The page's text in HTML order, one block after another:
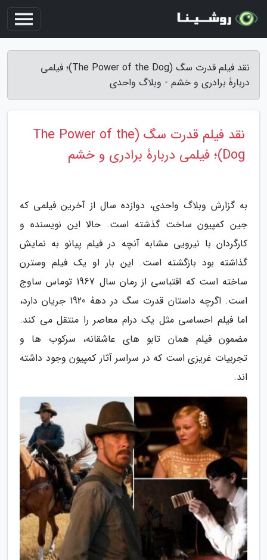
نقد فیلم قدرت سگ (The Power of the Dog)؛ فیلمی
دربارۀ برادری و خشم - وبلاگ واحدی
نقد فیلم قدرت سگ (The Power of the
Dog)؛ فیلمی دربارۀ برادری و خشم
به گزارش وبلاگ واحدی، دوازده سال از آخرین فیلمی که
جین کمپیون ساخت گذشته است. حالا این نویسنده و
کارگردان با نیرویی مشابه آنچه در فیلم پیانو به نمایش
گذاشته بود بازگشته است. این بار او یک فیلم وسترن
ساخته است که اقتباسی از رمان سال 1967 توماس ساوج
است. اگرچه داستان قدرت سگ در دهۀ 1920 جریان دارد،
اما فیلم احساسی مثل یک درام معاصر را منتقل می کند.
مضمون فیلم همان تابو های عاشقانه، سرکوب ها و
تجربیات غریزی است که در سراسر آثار کمپیون وجود داشته
اند.